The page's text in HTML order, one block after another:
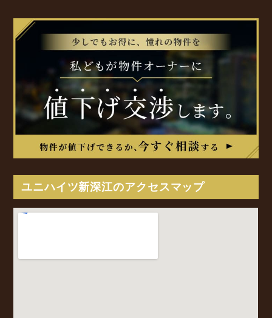
ユニハイツ新深江のアクセスマップ